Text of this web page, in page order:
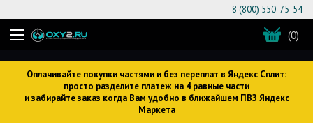
Оплачивайте покупки частями и без переплат в Яндекс Сплит:
просто разделите платеж на 4 равные части
и забирайте заказ когда Вам удобно в ближайшем ПВЗ Яндекс
Маркета
8 (800) 550-75-54
(0)